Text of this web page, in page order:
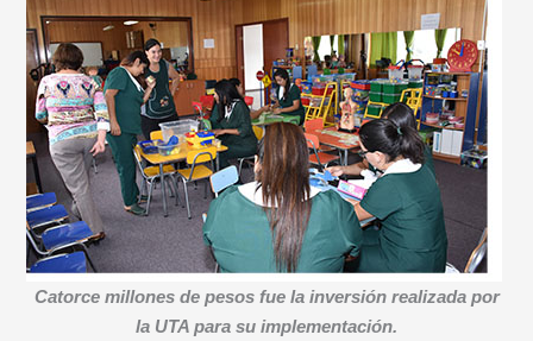
Catorce millones de pesos fue la inversión realizada por
la UTA para su implementación.